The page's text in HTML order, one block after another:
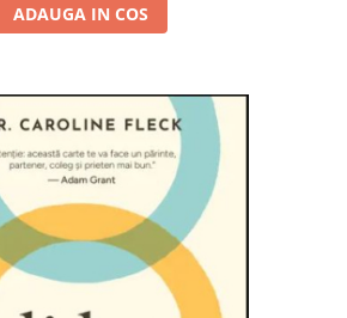
ADAUGA IN COS